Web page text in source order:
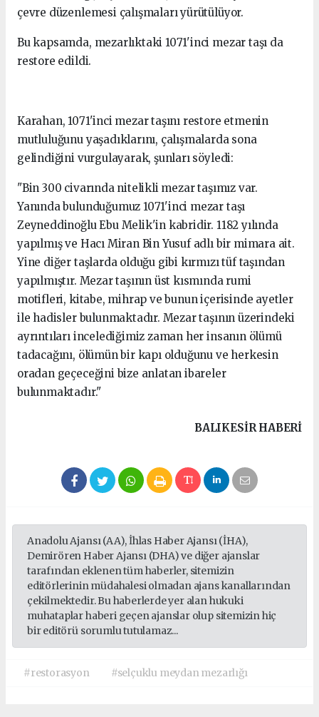
çevre düzenlemesi çalışmaları yürütülüyor.
Bu kapsamda, mezarlıktaki 1071'inci mezar taşı da
restore edildi.
Karahan, 1071'inci mezar taşını restore etmenin
mutluluğunu yaşadıklarını, çalışmalarda sona
gelindiğini vurgulayarak, şunları söyledi:
"Bin 300 civarında nitelikli mezar taşımız var.
Yanında bulunduğumuz 1071'inci mezar taşı
Zeyneddinoğlu Ebu Melik'in kabridir. 1182 yılında
yapılmış ve Hacı Miran Bin Yusuf adlı bir mimara ait.
Yine diğer taşlarda olduğu gibi kırmızı tüf taşından
yapılmıştır. Mezar taşının üst kısmında rumi
motifleri, kitabe, mihrap ve bunun içerisinde ayetler
ile hadisler bulunmaktadır. Mezar taşının üzerindeki
ayrıntıları incelediğimiz zaman her insanın ölümü
tadacağını, ölümün bir kapı olduğunu ve herkesin
oradan geçeceğini bize anlatan ibareler
bulunmaktadır."
BALIKESIR HABERİ
Anadolu Ajansı (AA), İhlas Haber Ajansı (İHA),
Demirören Haber Ajansı (DHA) ve diğer ajanslar
tarafından eklenen tüm haberler, sitemizin
editörlerinin müdahalesi olmadan ajans kanallarından
çekilmektedir. Bu haberlerde yer alan hukuki
muhataplar haberi geçen ajanslar olup sitemizin hiç
bir editörü sorumlu tutulamaz...
#restorasyon #selçuklu meydan mezarlığı